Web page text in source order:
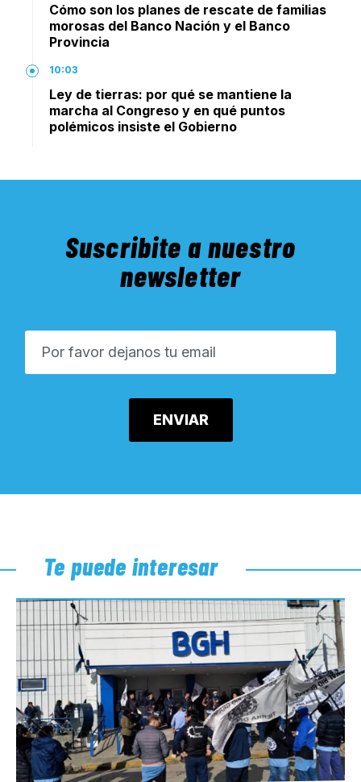
Cómo son los planes de rescate de familias
morosas del Banco Nación y el Banco
Provincia
10:03
Ley de tierras: por qué se mantiene la
marcha al Congreso y en qué puntos
polémicos insiste el Gobierno
Suscribite a nuestro
newsletter
Te puede interesar